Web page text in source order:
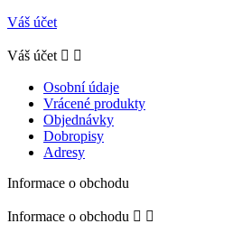
Váš účet
Váš účet  
Osobní údaje
Vrácené produkty
Objednávky
Dobropisy
Adresy
Informace o obchodu
Informace o obchodu  